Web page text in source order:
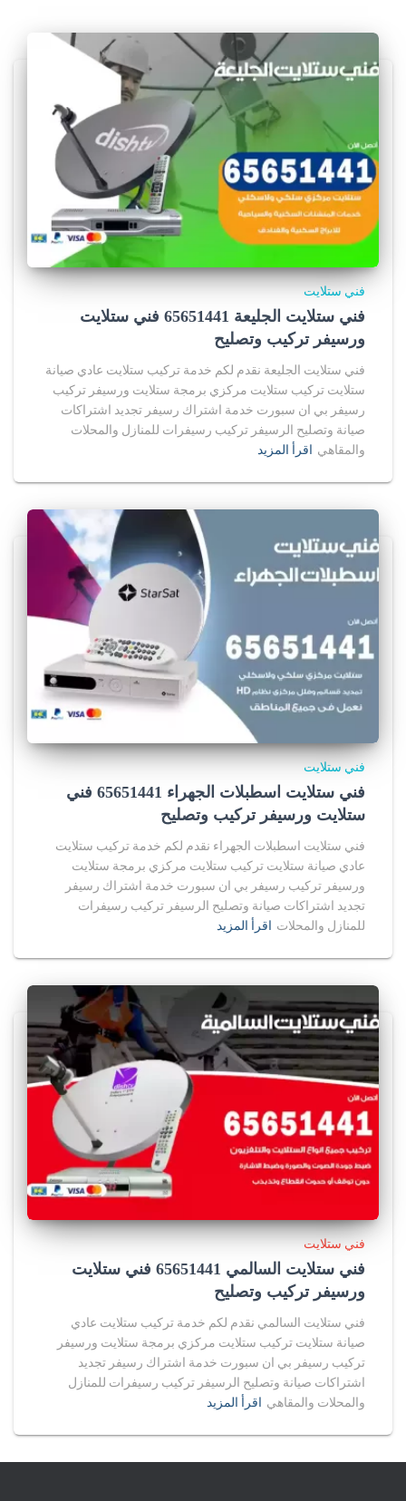
فني ستلايت
فني ستلايت الجليعة 65651441 فني ستلايت
ورسيفر تركيب وتصليح
فني ستلايت الجليعة نقدم لكم خدمة تركيب ستلايت عادي صيانة
ستلايت تركيب ستلايت مركزي برمجة ستلايت ورسيفر تركيب
رسيفر بي ان سبورت خدمة اشتراك رسيفر تجديد اشتراكات
صيانة وتصليح الرسيفر تركيب رسيفرات للمنازل والمحلات
والمقاهي اقرأ المزيد
فني ستلايت
فني ستلايت اسطبلات الجهراء 65651441 فني
ستلايت ورسيفر تركيب وتصليح
فني ستلايت اسطبلات الجهراء نقدم لكم خدمة تركيب ستلايت
عادي صيانة ستلايت تركيب ستلايت مركزي برمجة ستلايت
ورسيفر تركيب رسيفر بي ان سبورت خدمة اشتراك رسيفر
تجديد اشتراكات صيانة وتصليح الرسيفر تركيب رسيفرات
للمنازل والمحلات اقرأ المزيد
فني ستلايت
فني ستلايت السالمي 65651441 فني ستلايت
ورسيفر تركيب وتصليح
فني ستلايت السالمي نقدم لكم خدمة تركيب ستلايت عادي
صيانة ستلايت تركيب ستلايت مركزي برمجة ستلايت ورسيفر
تركيب رسيفر بي ان سبورت خدمة اشتراك رسيفر تجديد
اشتراكات صيانة وتصليح الرسيفر تركيب رسيفرات للمنازل
والمحلات والمقاهي اقرأ المزيد